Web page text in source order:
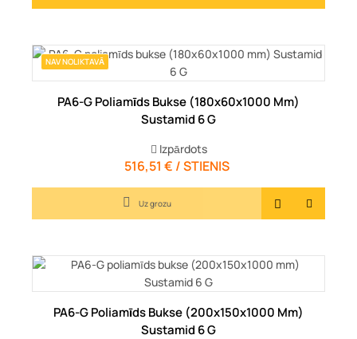
NAV NOLIKTAVĀ
PA6-G Poliamīds Bukse (180x60x1000 Mm)
Sustamid 6 G
Izpārdots
Cena
516,51 € / STIENIS
Uz grozu
PA6-G Poliamīds Bukse (200x150x1000 Mm)
Sustamid 6 G